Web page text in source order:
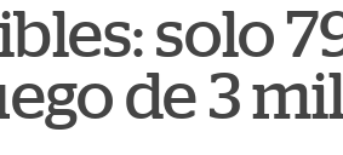
solo
de 3